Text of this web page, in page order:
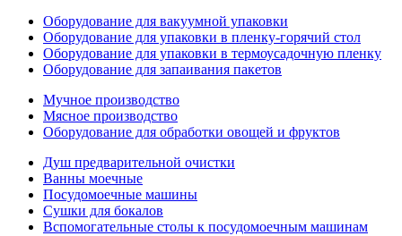
Оборудование для вакуумной упаковки
Оборудование для упаковки в пленку-горячий стол
Оборудование для упаковки в термоусадочную пленку
Оборудование для запаивания пакетов
Мучное производство
Мясное производство
Оборудование для обработки овощей и фруктов
Душ предварительной очистки
Ванны моечные
Посудомоечные машины
Сушки для бокалов
Вспомогательные столы к посудомоечным машинам